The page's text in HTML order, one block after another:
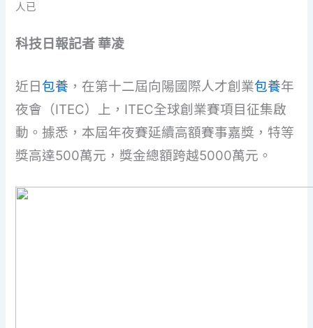
人已
科技日報記者 華凌
近日包養 ，在第十二屆向陽國際人才創業包養年
夜會（ITEC）上，ITEC全球創業賽項目征集啟
動。據悉，本屆年夜賽延續高額賽事嘉獎，特等
獎高達500萬元，獎金總額跨越5000萬元。